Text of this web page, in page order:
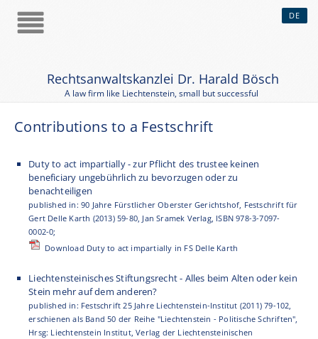
DE
Rechtsanwaltskanzlei Dr. Harald Bösch
A law firm like Liechtenstein, small but successful
Contributions to a Festschrift
Duty to act impartially - zur Pflicht des trustee keinen
beneficiary ungebührlich zu bevorzugen oder zu
benachteiligen
published in: 90 Jahre Fürstlicher Oberster Gerichtshof, Festschrift für
Gert Delle Karth (2013) 59-80, Jan Sramek Verlag, ISBN 978-3-7097-
0002-0;
Download Duty to act impartially in FS Delle Karth
Liechtensteinisches Stiftungsrecht - Alles beim Alten oder kein
Stein mehr auf dem anderen?
published in: Festschrift 25 Jahre Liechtenstein-Institut (2011) 79-102,
erschienen als Band 50 der Reihe "Liechtenstein - Politische Schriften",
Hrsg: Liechtenstein Institut, Verlag der Liechtensteinischen